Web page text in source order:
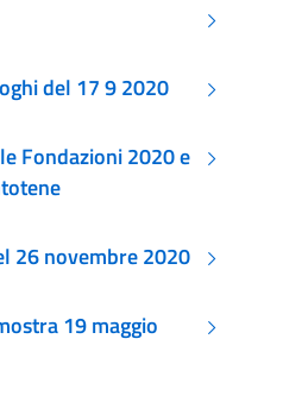
del 17 9 2020
Fondazioni 2020 e
26 novembre 2020
19 maggio